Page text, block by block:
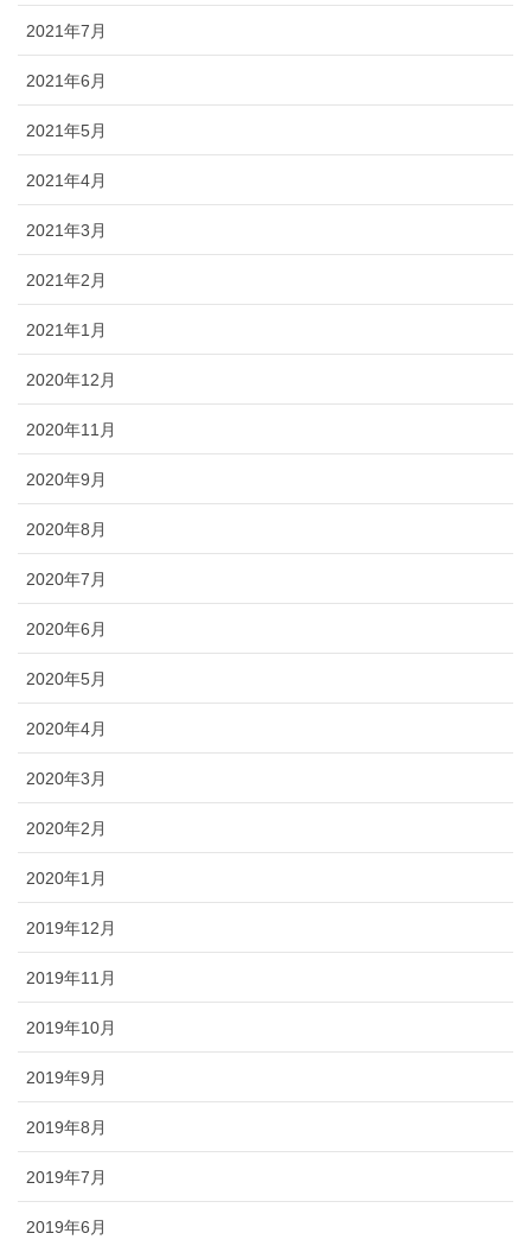
2021年7月
2021年6月
2021年5月
2021年4月
2021年3月
2021年2月
2021年1月
2020年12月
2020年11月
2020年9月
2020年8月
2020年7月
2020年6月
2020年5月
2020年4月
2020年3月
2020年2月
2020年1月
2019年12月
2019年11月
2019年10月
2019年9月
2019年8月
2019年7月
2019年6月